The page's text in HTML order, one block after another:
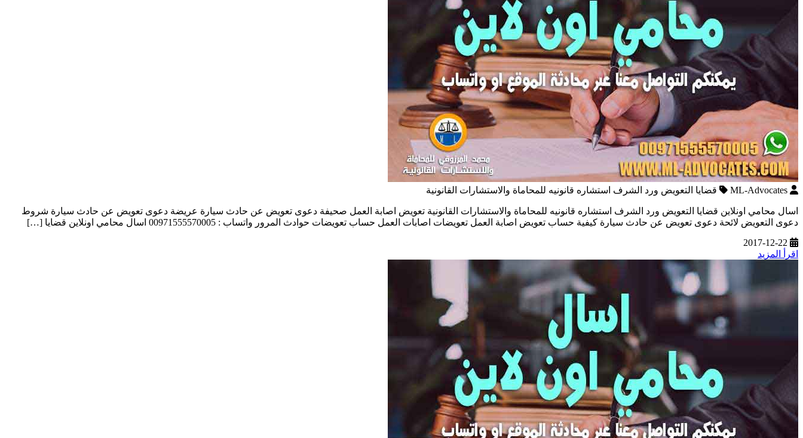
ML-Advocates قضايا التعويض ورد الشرف استشاره قانونيه للمحاماة والاستشارات القانونية
اسال محامي اونلاين قضايا التعويض ورد الشرف استشاره قانونيه للمحاماة والاستشارات القانونية تعويض اصابة العمل صحيفة دعوى تعويض عن حادث سيارة عريضة دعوى تعويض عن حادث سيارة شروط
دعوى التعويض لائحة دعوى تعويض عن حادث سيارة كيفية حساب تعويض اصابة العمل تعويضات اصابات العمل حساب تعويضات حوادث المرور واتساب : 00971555570005 اسال محامي اونلاين قضايا […]
2017-12-22
اقرأ المزيد